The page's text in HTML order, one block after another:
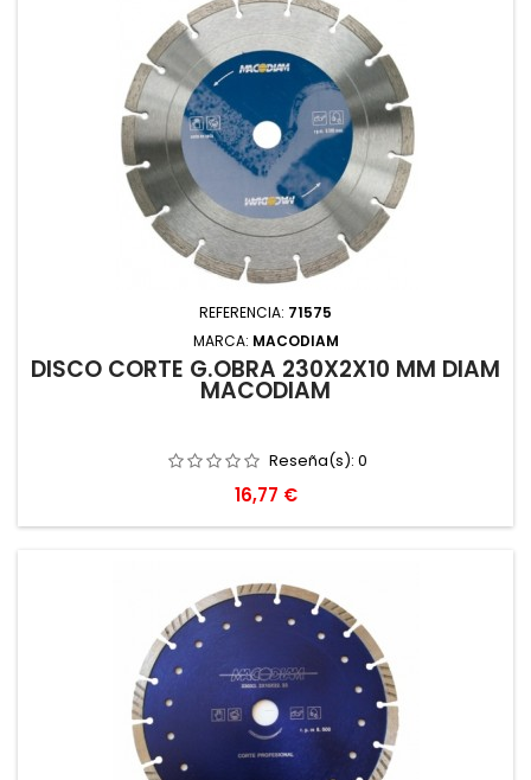
REFERENCIA: 71575
MARCA: MACODIAM
DISCO CORTE G.OBRA 230X2X10 MM DIAM
MACODIAM
Reseña(s): 0
Precio
16,77 €